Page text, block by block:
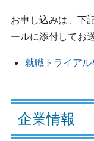
ナ
ビ
役
の
た
め
イベント情報
お申し込みは、下
ールに添付してお
就職トライアル
企業情報